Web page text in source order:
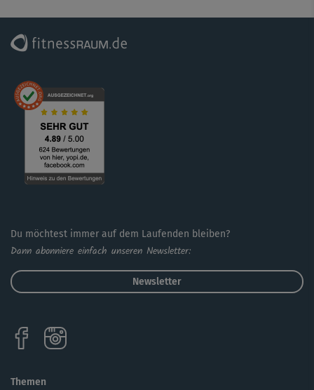
Du möchtest immer auf dem Laufenden bleiben?
Dann abonniere einfach unseren Newsletter:
Newsletter
Themen